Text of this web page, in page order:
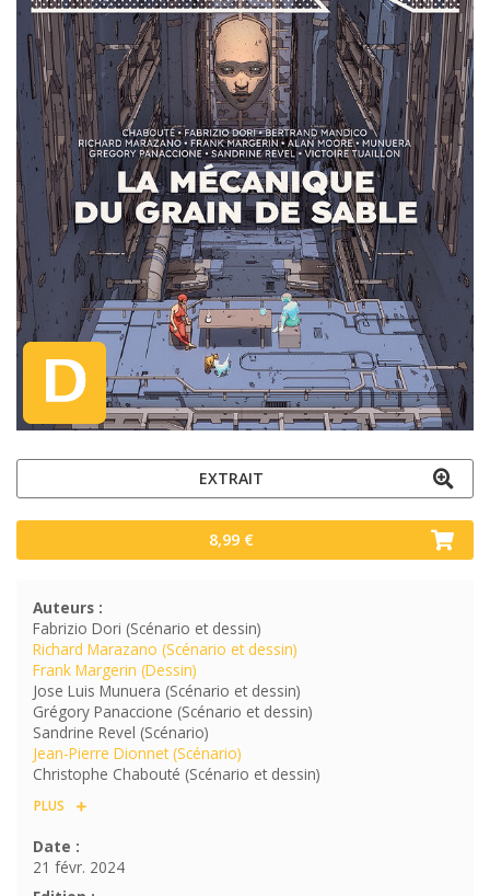
EXTRAIT
8,99 €
Auteurs :
Fabrizio Dori (Scénario et dessin)
Richard Marazano (Scénario et dessin)
Frank Margerin (Dessin)
Jose Luis Munuera (Scénario et dessin)
Grégory Panaccione (Scénario et dessin)
Sandrine Revel (Scénario)
Jean-Pierre Dionnet (Scénario)
Christophe Chabouté (Scénario et dessin)
PLUS
Date :
21 févr. 2024